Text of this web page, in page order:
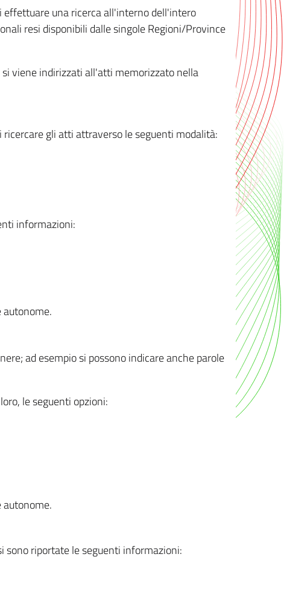
effettuare una ricerca all'interno dell'intero
resi disponibili dalle singole Regioni/Province
viene indirizzati all'atti memorizzato nella
gli atti attraverso le seguenti modalità:
informazioni:
ad esempio si possono indicare anche parole
le seguenti opzioni:
sono riportate le seguenti informazioni: